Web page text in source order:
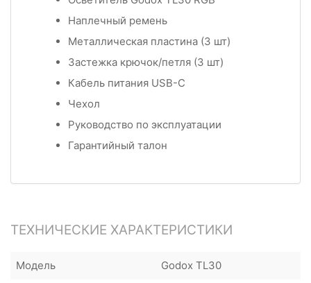
Наплечный ремень
Металлическая пластина (3 шт)
Застежка крючок/петля (3 шт)
Кабель питания USB-C
Чехол
Руководство по эксплуатации
Гарантийный талон
ТЕХНИЧЕСКИЕ ХАРАКТЕРИСТИКИ
Модель Godox TL30